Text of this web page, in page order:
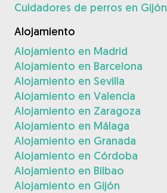
Cuidadores de perros en Gijón
Alojamiento
Alojamiento en Madrid
Alojamiento en Barcelona
Alojamiento en Sevilla
Alojamiento en Valencia
Alojamiento en Zaragoza
Alojamiento en Málaga
Alojamiento en Granada
Alojamiento en Córdoba
Alojamiento en Bilbao
Alojamiento en Gijón